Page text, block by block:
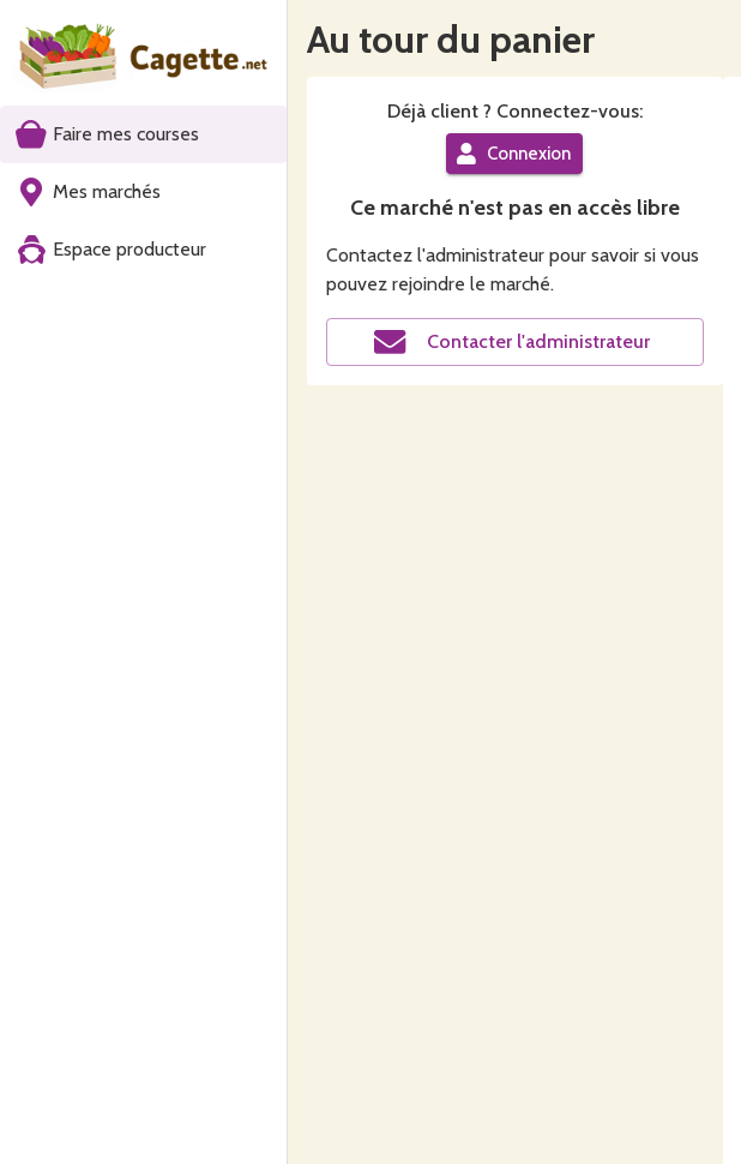
Faire mes courses
Mes marchés
Espace producteur
Au tour du panier
Déjà client? Connectez-vous:
Connexion
Ce marchén'est pas en accès libre
Contactez l'administrateur pour savoir si vous
pouvez rejoindre le marché.
Contacter l'administrateur